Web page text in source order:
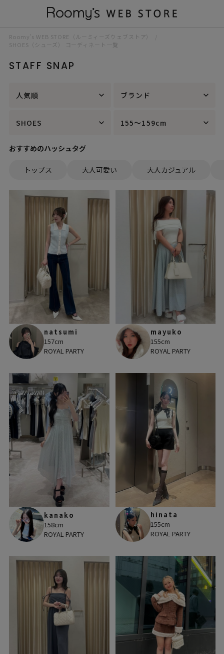
Roomy’s WEB STORE（ルーミィーズウェブストア）
SHOES（シューズ） コーディネート一覧
STAFF SNAP
人気順 ブランド
SHOES 155～159cm
おすすめのハッシュタグ
トップス 大人可愛い 大人カジュアル
natsumi
157cm
ROYAL PARTY
mayuko
155cm
ROYAL PARTY
kanako
158cm
ROYAL PARTY
hinata
155cm
ROYAL PARTY